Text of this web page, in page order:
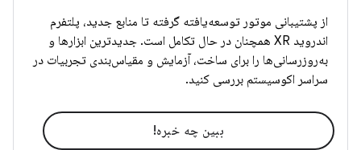
از پشتیبانی موتور توسعه‌یافته گرفته تا منابع جدید، پلتفرم
اندروید XR همچنان در حال تکامل است. جدیدترین ابزارها و
به‌روزرسانی‌ها را برای ساخت، آزمایش و مقیاس‌بندی تجربیات در
سراسر اکوسیستم بررسی کنید.
ببین چه خبره!